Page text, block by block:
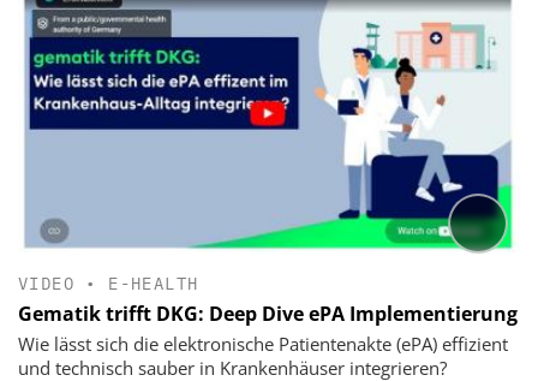
VIDEO • E-HEALTH
Gematik trifft DKG: Deep Dive ePA Implementierung
Wie lässt sich die elektronische Patientenakte (ePA) effizient
und technisch sauber in Krankenhäuser integrieren?